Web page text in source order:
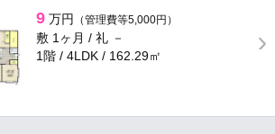
9 万円 （管理費等5,000円）
敷 1ヶ月 / 礼 －
1階 / 4LDK / 162.29㎡